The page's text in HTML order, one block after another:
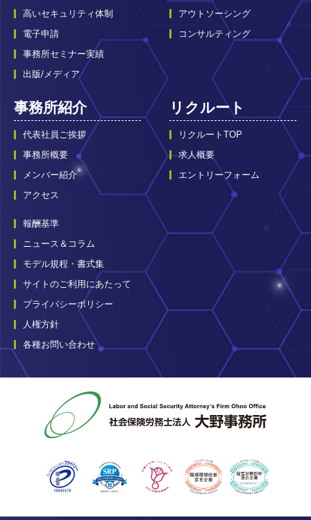
高いセキュリティ体制
電子申請
事務所セミナー実績
出版/メディア
アウトソーシング
コンサルティング
事務所紹介
代表社員ご挨拶
事務所概要
メンバー紹介
アクセス
リクルート
リクルートTOP
求人概要
エントリーフォーム
報酬基準
ニュース＆コラム
モデル規程・書式集
サイトのご利用にあたって
プライバシーポリシー
人権方針
各種お問い合わせ